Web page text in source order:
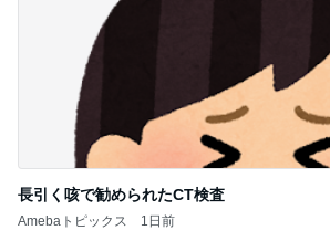
長引く咳で勧められたCT検査
Amebaトピックス 1日前
記事を読む